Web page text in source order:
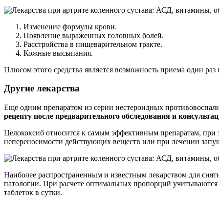
Изменение формулы крови.
Появление выраженных головных болей.
Расстройства в пищеварительном тракте.
Кожные высыпания.
Плюсом этого средства является возможность приема один раз
Другие лекарства
Еще одним препаратом из серии нестероидных
рецепту после предварительного обследования и
Целококсиб относится к самым эффективным препаратам,
непереносимости действующих веществ или при лечении
Наиболее распространенным и известным лекарством для
патологии. При расчете оптимальных пропорций учитываются
таблеток в сутки.